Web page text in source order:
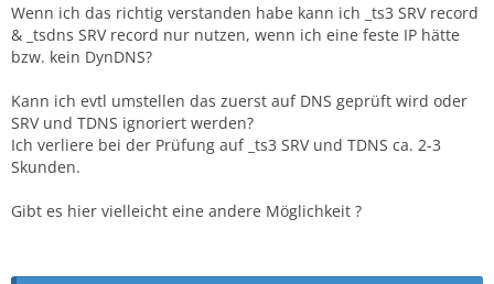
Wenn ich das richtig verstanden habe kann ich _ts3 SRV record
& _tsdns SRV record nur nutzen, wenn ich eine feste IP hätte
bzw. kein DynDNS?
Kann ich evtl umstellen das zuerst auf DNS geprüft wird oder
SRV und TDNS ignoriert werden?
Ich verliere bei der Prüfung auf _ts3 SRV und TDNS ca. 2-3
Skunden.
Gibt es hier vielleicht eine andere Möglichkeit ?